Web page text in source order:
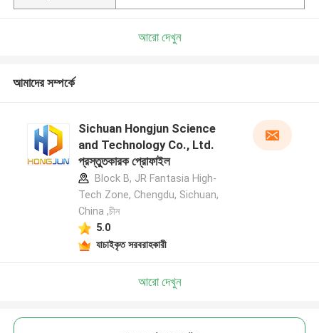
আরো দেখুন
আমাদের সম্পর্কে
Sichuan Hongjun Science
and Technology Co., Ltd.
প্রস্তুতকারক প্রোফাইল
Block B, JR Fantasia High-
Tech Zone, Chengdu, Sichuan,
China ,চীন
5.0
যাচাইকৃত সরবরাহকারী
আরো দেখুন